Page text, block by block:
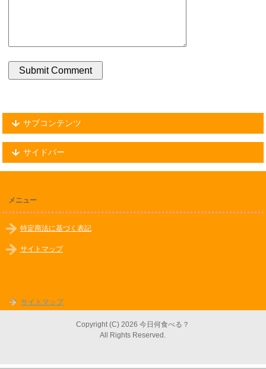
サブコンテンツ
サイドバー
メニュー
特定商法に基づく表記
サイトマップ
サイトマップ
Copyright (C) 2026 今日何食べる？
All Rights Reserved.